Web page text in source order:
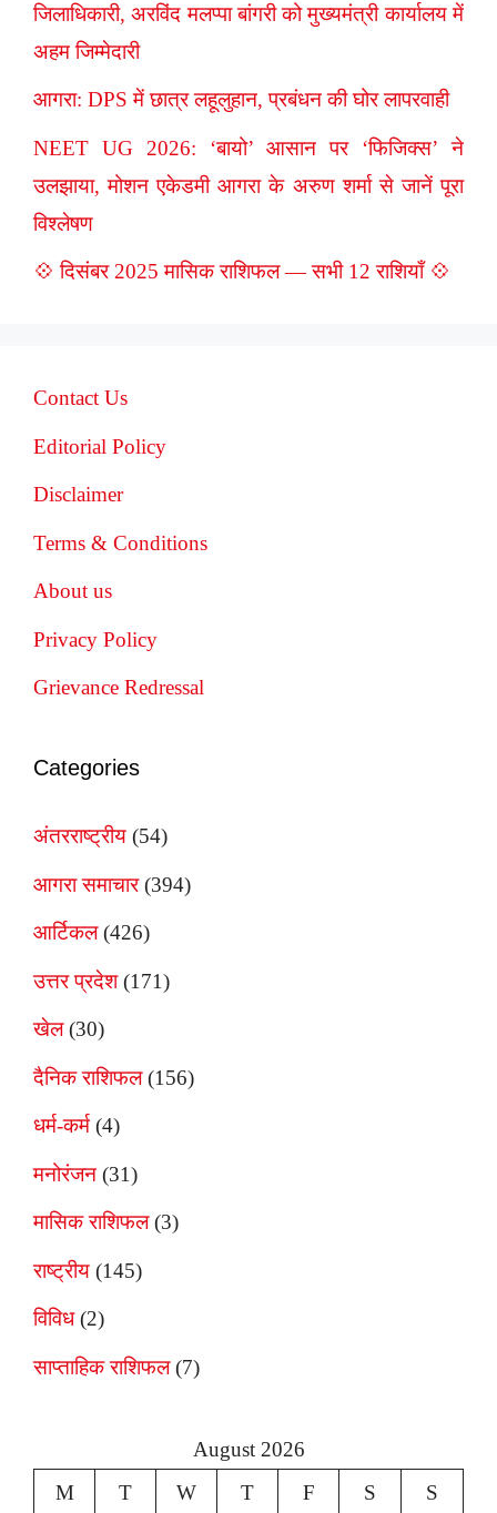
जिलाधिकारी, अरविंद मलप्पा बांगरी को मुख्यमंत्री कार्यालय में
अहम जिम्मेदारी
आगरा: DPS में छात्र लहूलुहान, प्रबंधन की घोर लापरवाही
NEET UG 2026: ‘बायो’ आसान पर ‘फिजिक्स’ ने
उलझाया, मोशन एकेडमी आगरा के अरुण शर्मा से जानें पूरा
विश्लेषण
💠 दिसंबर 2025 मासिक राशिफल — सभी 12 राशियाँ 💠
Contact Us
Editorial Policy
Disclaimer
Terms & Conditions
About us
Privacy Policy
Grievance Redressal
Categories
अंतरराष्ट्रीय (54)
आगरा समाचार(394)
आर्टिकल(426)
उत्तर प्रदेश(171)
खेल(30)
दैनिक राशिफल(156)
धर्म-कर्म (4)
मनोरंजन (31)
मासिक राशिफल(3)
राष्ट्रीय (145)
विविध(2)
साप्ताहिक राशिफल(7)
August 2026
M
T W T F S S